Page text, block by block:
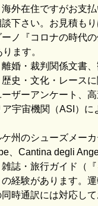
外在住ですがお支
下さい。お見積もり
ーノ『コロナの時代
ます。
離婚・裁判関係文書
史・文化・レース
ザーアンケート、
ア宇宙機関（ASI）
ケ州のシューズメー
、Cantina degli
誌・旅行ガイド（
経験があります。
時通訳には対応して